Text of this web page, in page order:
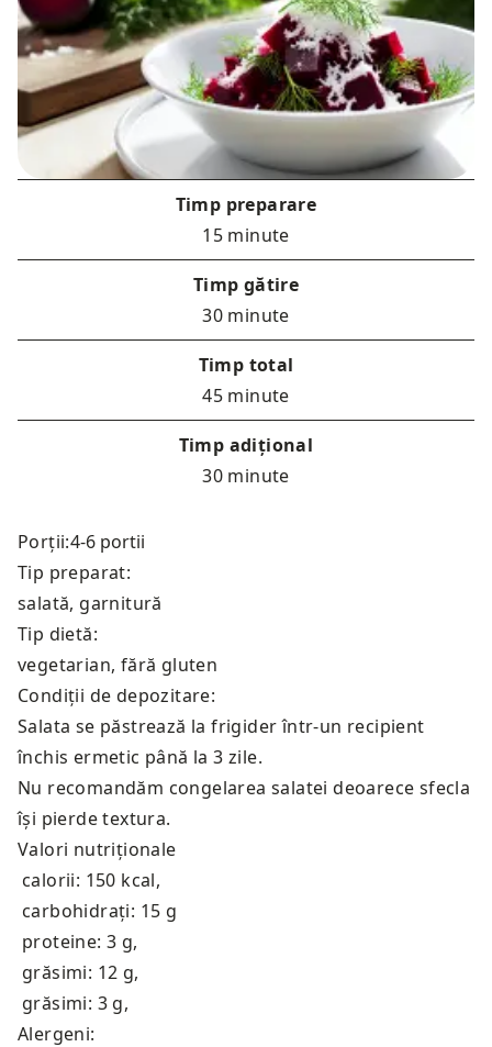
Timp preparare
15 minute
Timp gătire
30 minute
Timp total
45 minute
Timp adițional
30 minute
Porții:
Tip preparat:
salată, garnitură
Tip dietă:
vegetarian, fără gluten
Condiții de depozitare:
Salata se păstrează la frigider într-un recipient
închis ermetic până la 3 zile.
Nu recomandăm congelarea salatei deoarece sfecla
își pierde textura.
Valori nutriționale
calorii: 150 kcal,
carbohidrați: 15 g
proteine: 3 g,
grăsimi: 12 g,
grăsimi: 3 g,
Alergeni: